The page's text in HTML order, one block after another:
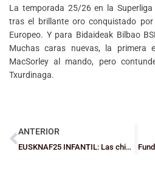
La temporada 25/26 en la Superliga
tras el brillante oro conquistado por
Europeo. Y para Bidaideak Bilbao
Muchas caras nuevas, la primera
MacSorley al mando, pero
Txurdinaga.
ANTERIOR
EUSKNAF25 INFANTIL: Las chicas de Bizkaia controlan la final ante Gipuzkoa (66-72) y mantienen la supremacía bizkaina